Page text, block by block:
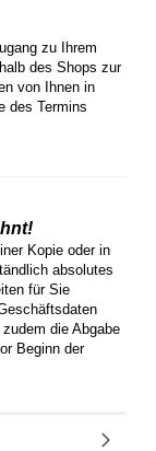
zu Ihrem
des Shops zur
von Ihnen in
des Termins
Kopie oder in
absolutes
für Sie
die Abgabe
Beginn der